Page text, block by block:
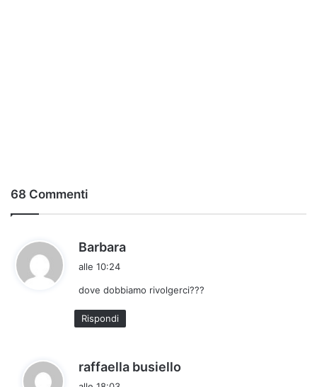
68 Commenti
Barbara
e
alle 10:24
dove dobbiamo rivolgerci???
Rispondi
raffaella busiello